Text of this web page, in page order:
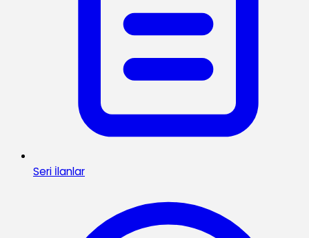
Seri İlanlar